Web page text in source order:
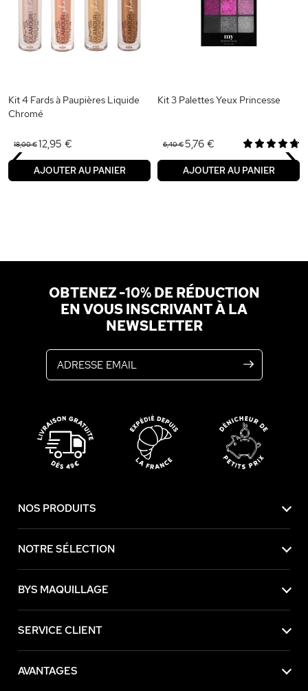
Kit 4 Fards à Paupières Liquide
Chromé
18,00 €12,95 €
AJOUTER AU PANIER
Kit 3 Palettes Yeux Princesse
6,40 €5,76 €
AJOUTER AU PANIER
‹ ›
OBTENEZ -10% DE RÉDUCTION
EN VOUS INSCRIVANT À LA
NEWSLETTER
NOS PRODUITS
NOTRE SÉLECTION
BYS MAQUILLAGE
SERVICE CLIENT
AVANTAGES